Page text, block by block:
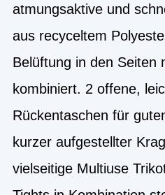
atmungsaktive und
aus recyceltem
Belüftung in den Seiten
kombiniert. 2 offene,
Rückentaschen für
kurzer aufgestellter
vielseitige Multiuse